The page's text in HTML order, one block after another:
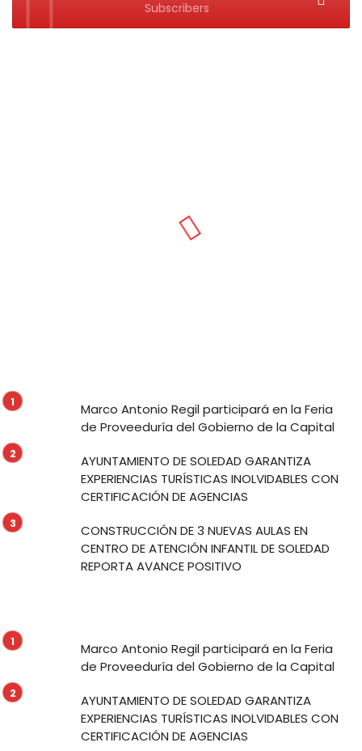
Subscribers
Marco Antonio Regil participará en la Feria
de Proveeduría del Gobierno de la Capital
AYUNTAMIENTO DE SOLEDAD GARANTIZA
EXPERIENCIAS TURÍSTICAS INOLVIDABLES CON
CERTIFICACIÓN DE AGENCIAS
CONSTRUCCIÓN DE 3 NUEVAS AULAS EN
CENTRO DE ATENCIÓN INFANTIL DE SOLEDAD
REPORTA AVANCE POSITIVO
Marco Antonio Regil participará en la Feria
de Proveeduría del Gobierno de la Capital
AYUNTAMIENTO DE SOLEDAD GARANTIZA
EXPERIENCIAS TURÍSTICAS INOLVIDABLES CON
CERTIFICACIÓN DE AGENCIAS